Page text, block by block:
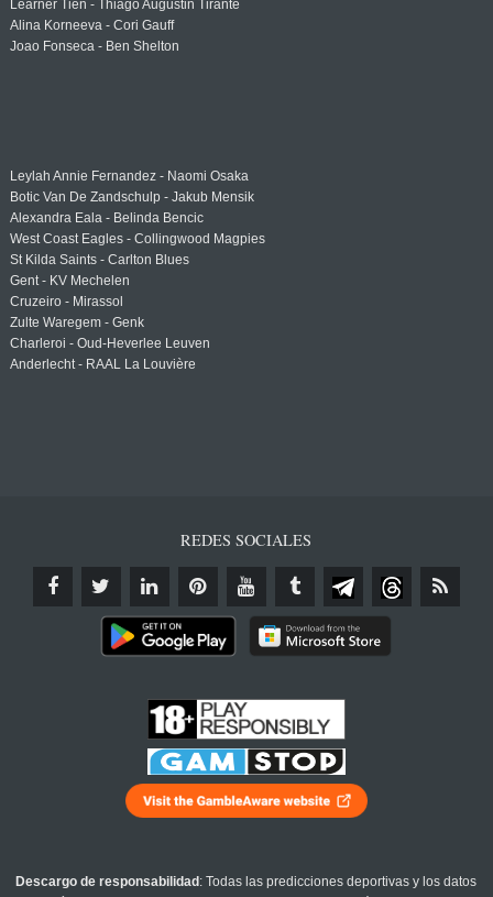
Learner Tien - Thiago Augustin Tirante
Alina Korneeva - Cori Gauff
Joao Fonseca - Ben Shelton
Leylah Annie Fernandez - Naomi Osaka
Botic Van De Zandschulp - Jakub Mensik
Alexandra Eala - Belinda Bencic
West Coast Eagles - Collingwood Magpies
St Kilda Saints - Carlton Blues
Gent - KV Mechelen
Cruzeiro - Mirassol
Zulte Waregem - Genk
Charleroi - Oud-Heverlee Leuven
Anderlecht - RAAL La Louvière
REDES SOCIALES
Descargo de responsabilidad : Todas las predicciones deportivas y los datos